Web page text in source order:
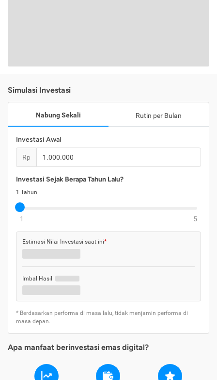
Simulasi Investasi
Nabung Sekali Rutin per Bulan
Investasi Awal
Rp
Investasi Sejak Berapa Tahun Lalu?
1 Tahun
1 5
Estimasi Nilai Investasi saat ini*
Imbal Hasil
* Berdasarkan performa di masa lalu, tidak menjamin performa di
masa depan.
Apa manfaat berinvestasi emas digital?